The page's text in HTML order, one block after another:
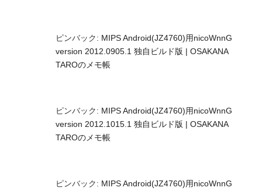
ピンバック: MIPS Android(JZ4760)用nicoWnnG
version 2012.0905.1 独自ビルド版 | OSAKANA
TAROのメモ帳
ピンバック: MIPS Android(JZ4760)用nicoWnnG
version 2012.1015.1 独自ビルド版 | OSAKANA
TAROのメモ帳
ピンバック: MIPS Android(JZ4760)用nicoWnnG